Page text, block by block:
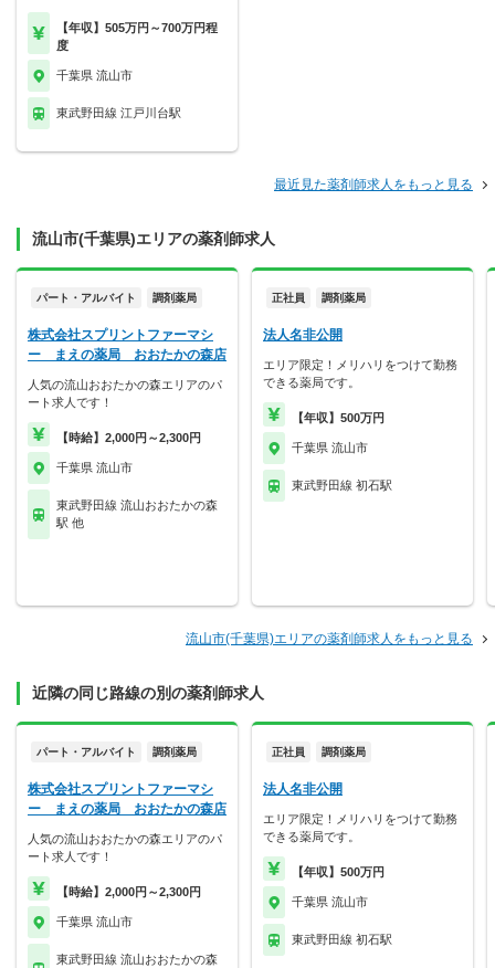
【年収】505万円～700万円程
度
千葉県 流山市
東武野田線 江戸川台駅
最近見た薬剤師求人をもっと見る
流山市(千葉県)エリアの薬剤師求人
パート・アルバイト 調剤薬局
株式会社スプリントファーマシ
ー まえの薬局 おおたかの森店
人気の流山おおたかの森エリアのパ
ート求人です！
【時給】2,000円～2,300円
千葉県 流山市
東武野田線 流山おおたかの森
駅 他
正社員 調剤薬局
法人名非公開
エリア限定！メリハリをつけて勤務
できる薬局です。
【年収】500万円
千葉県 流山市
東武野田線 初石駅
流山市(千葉県)エリアの薬剤師求人をもっと見る
近隣の同じ路線の別の薬剤師求人
パート・アルバイト 調剤薬局
株式会社スプリントファーマシ
ー まえの薬局 おおたかの森店
人気の流山おおたかの森エリアのパ
ート求人です！
【時給】2,000円～2,300円
千葉県 流山市
東武野田線 流山おおたかの森
正社員 調剤薬局
法人名非公開
エリア限定！メリハリをつけて勤務
できる薬局です。
【年収】500万円
千葉県 流山市
東武野田線 初石駅